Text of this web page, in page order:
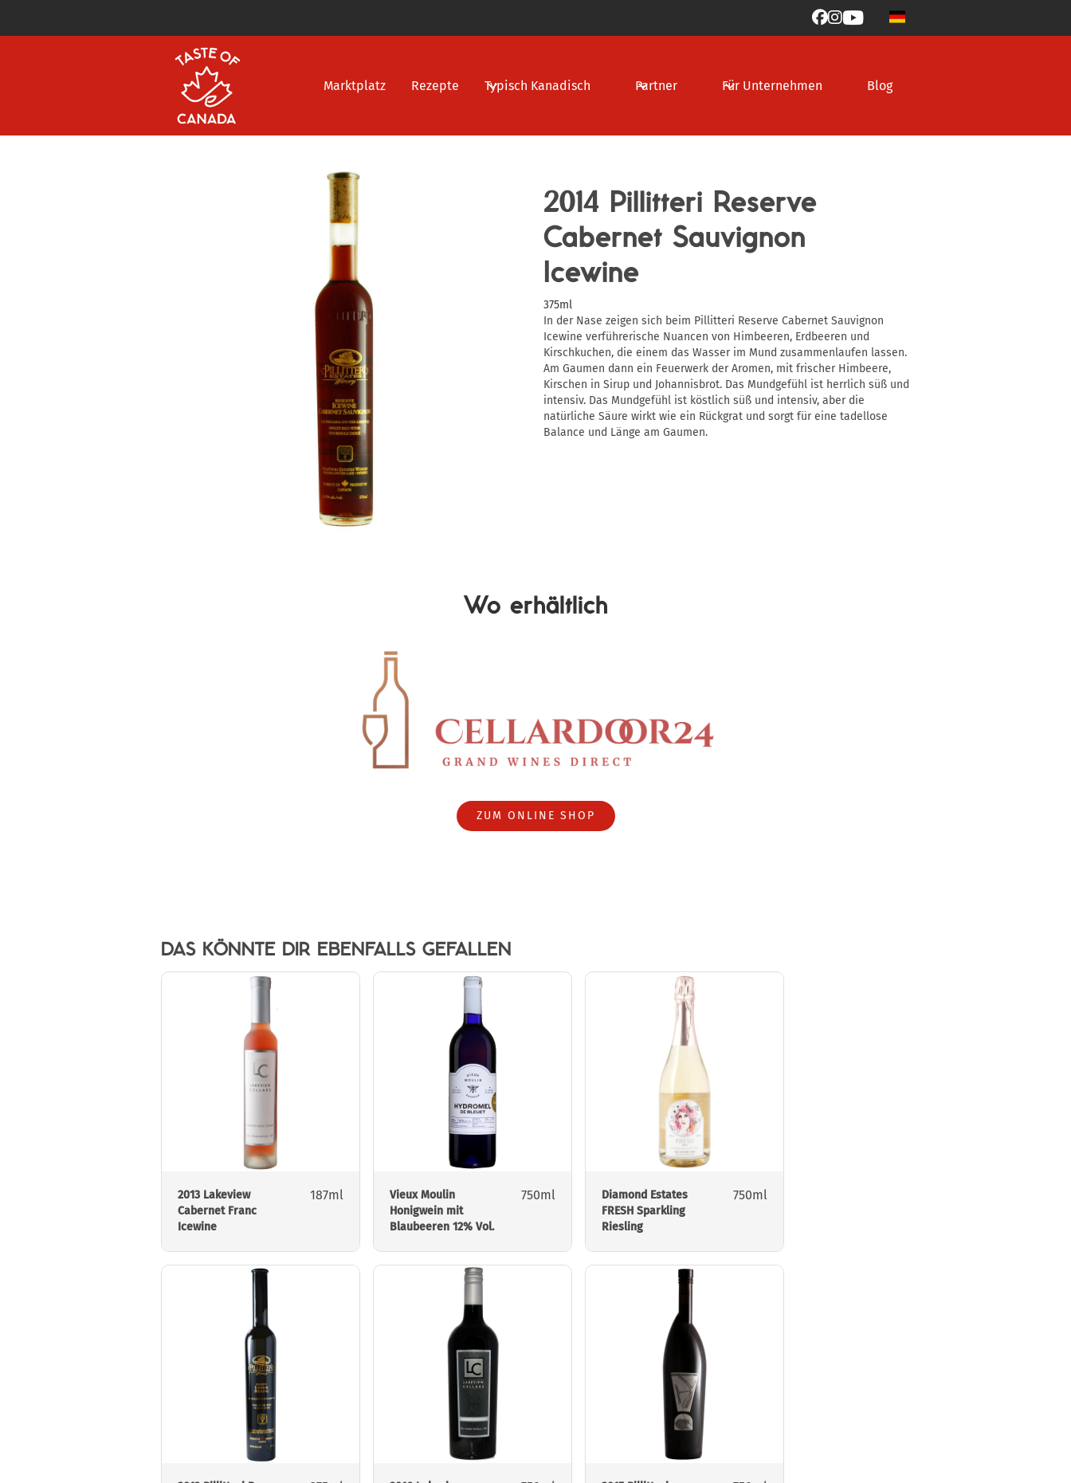

Marktplatz Rezepte Typisch Kanadisch Partner Für Unternehmen Blog
2014 Pillitteri Reserve
Cabernet Sauvignon
Icewine
375ml
In der Nase zeigen sich beim Pillitteri Reserve Cabernet Sauvignon
Icewine verführerische Nuancen von Himbeeren, Erdbeeren und
Kirschkuchen, die einem das Wasser im Mund zusammenlaufen lassen.
Am Gaumen dann ein Feuerwerk der Aromen, mit frischer Himbeere,
Kirschen in Sirup und Johannisbrot. Das Mundgefühl ist herrlich süß und
intensiv. Das Mundgefühl ist köstlich süß und intensiv, aber die
natürliche Säure wirkt wie ein Rückgrat und sorgt für eine tadellose
Balance und Länge am Gaumen.
Wo erhältlich
ZUM ONLINE SHOP
DAS KÖNNTE DIR EBENFALLS GEFALLEN
2013 Lakeview
Cabernet Franc
Icewine
187ml
Vieux Moulin
Honigwein mit
Blaubeeren 12% Vol.
750ml
Diamond Estates
FRESH Sparkling
Riesling
750ml